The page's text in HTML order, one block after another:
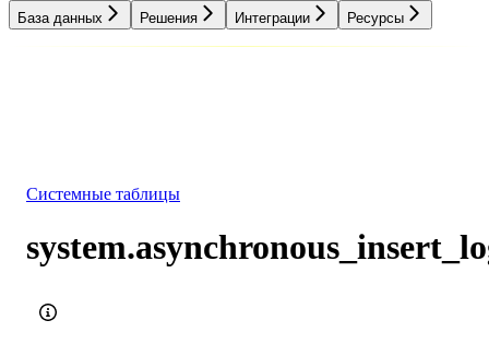
База данных Решения Интеграции Ресурсы
Системные таблицы